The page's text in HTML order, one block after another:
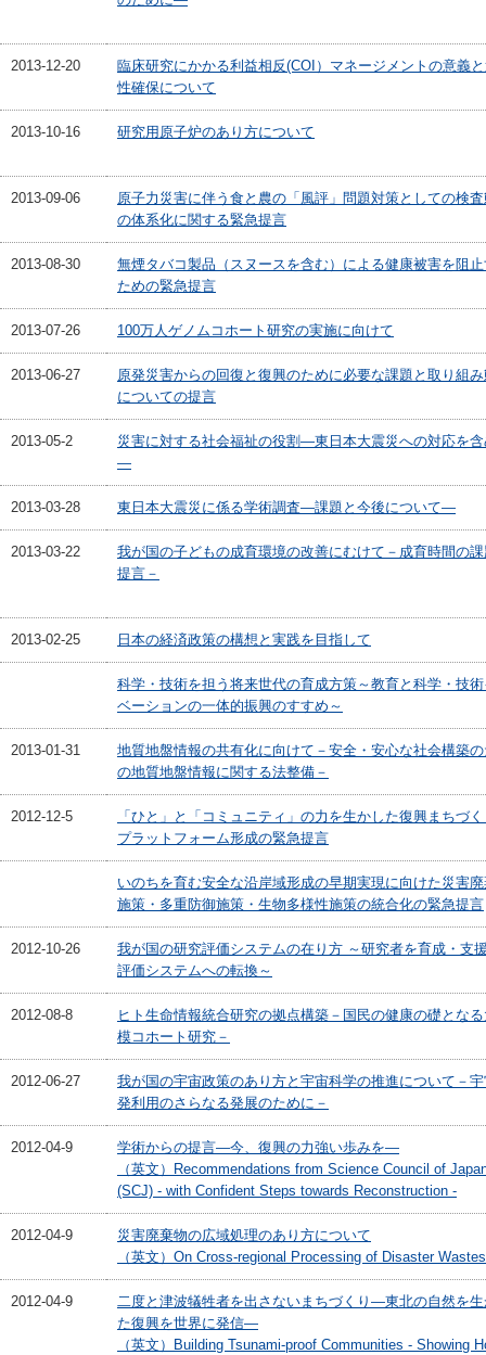
2013-12-20
臨床研究にかかる利益相反(COI）マネージメントの意義
性確保について
2013-10-16 研究用原子炉のあり方について
2013-09-06
原子力災害に伴う食と農の「風評」問題対策としての検
の体系化に関する緊急提言
2013-08-30
無煙タバコ製品（スヌースを含む）による健康被害を阻
ための緊急提言
2013-07-26 100万人ゲノムコホート研究の実施に向けて
2013-06-27
原発災害からの回復と復興のために必要な課題と取り組
についての提言
2013-05-2
災害に対する社会福祉の役割―東日本大震災への対応を
―
2013-03-28 東日本大震災に係る学術調査―課題と今後について―
2013-03-22
我が国の子どもの成育環境の改善にむけて－成育時間の
提言－
2013-02-25 日本の経済政策の構想と実践を目指して
科学・技術を担う将来世代の育成方策～教育と科学・技
ベーションの一体的振興のすすめ～
2013-01-31
地質地盤情報の共有化に向けて－安全・安心な社会構築
の地質地盤情報に関する法整備－
2012-12-5
「ひと」と「コミュニティ」の力を生かした復興まちづ
プラットフォーム形成の緊急提言
いのちを育む安全な沿岸域形成の早期実現に向けた災害
施策・多重防御施策・生物多様性施策の統合化の緊急提言
2012-10-26
我が国の研究評価システムの在り方 ～研究者を育成・支
評価システムへの転換～
2012-08-8
ヒト生命情報統合研究の拠点構築－国民の健康の礎とな
模コホート研究－
2012-06-27
我が国の宇宙政策のあり方と宇宙科学の推進について－
発利用のさらなる発展のために－
2012-04-9
学術からの提言―今、復興の力強い歩みを―
（英文）Recommendations from Science Council of
(SCJ) - with Confident Steps towards Reconstruction -
2012-04-9
災害廃棄物の広域処理のあり方について
（英文）On Cross-regional Processing of Disaster Wastes
2012-04-9
二度と津波犠牲者を出さないまちづくり―東北の自然を
た復興を世界に発信―
（英文）Building Tsunami-proof Communities - Showing